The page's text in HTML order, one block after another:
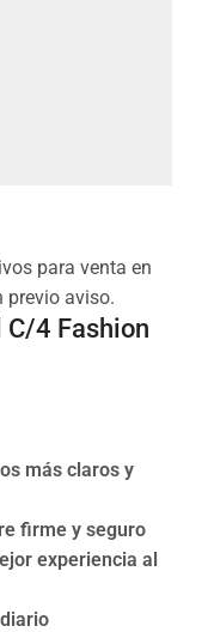
para venta en
previo aviso.
4 Fashion
más claros y
firme y seguro
experiencia al